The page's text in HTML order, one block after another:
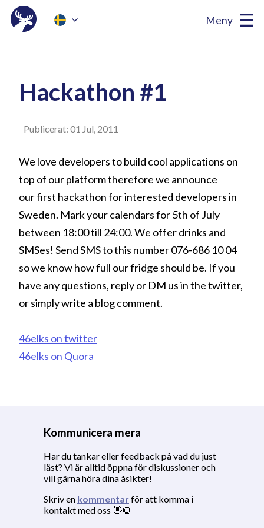
Meny
Hackathon #1
Publicerat: 01 Jul, 2011
We love developers to build cool applications on
top of our platform therefore we announce
our first hackathon for interested developers in
Sweden. Mark your calendars for 5th of July
between 18:00 till 24:00. We offer drinks and
SMSes! Send SMS to this number 076-686 10 04
so we know how full our fridge should be. If you
have any questions, reply or DM us in the twitter,
or simply write a blog comment.
46elks on twitter
46elks on Quora
Kommunicera mera
Har du tankar eller feedback på vad du just
läst? Vi är alltid öppna för diskussioner och
vill gärna höra dina åsikter!
Skriv en kommentarför att komma i
kontakt med oss 👋🏼